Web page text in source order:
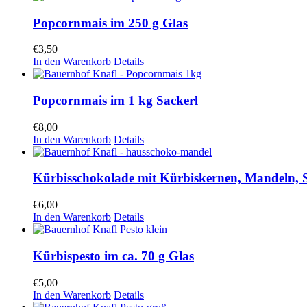
Popcornmais im 250 g Glas
€3,50
In den Warenkorb Details
Popcornmais im 1 kg Sackerl
€8,00
In den Warenkorb Details
Kürbisschokolade mit Kürbiskernen, Mandeln,
€6,00
In den Warenkorb Details
Kürbispesto im ca. 70 g Glas
€5,00
In den Warenkorb Details